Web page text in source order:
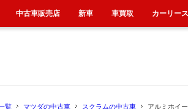
覧 マツダの中古車 スクラムの中古車 アルミホイ
中古車販売店 新車 車買取 カーリース